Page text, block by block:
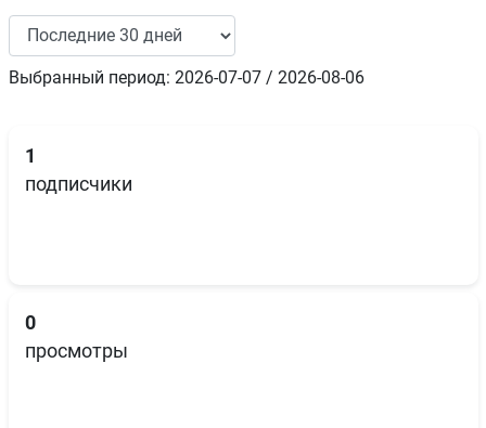
Выбранный период: 2026-07-07 / 2026-08-06
1
подписчики
0
просмотры